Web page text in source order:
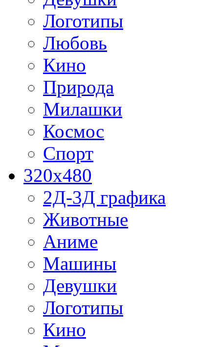
Логотипы
Любовь
Кино
Природа
Милашки
Космос
Спорт
320x480
2Д-3Д графика
Животные
Аниме
Машины
Девушки
Логотипы
Кино